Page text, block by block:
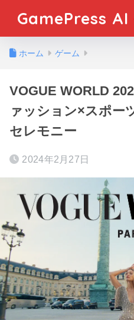
GamePress
ホーム ゲーム
VOGUE WORLD
ァッション×スポー
セレモニー
2024年2月27日